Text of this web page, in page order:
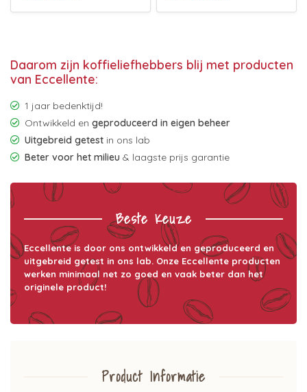
Daarom zijn koffieliefhebbers blij met producten
van Eccellente:
1 jaar bedenktijd!
Ontwikkeld en geproduceerd in eigen beheer
Uitgebreid getest in ons lab
Beter voor het milieu & laagste prijs garantie
Beste Keuze
Eccellente is door ons ontwikkeld en geproduceerd en
uitgebreid getest in ons lab. Onze Eccellente producten
werken minimaal net zo goed en vaak beter dan het
originele product!
Product Informatie